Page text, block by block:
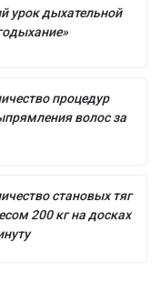
урок дыхательной
процедур
волос за
становых тяг
200 кг на досках